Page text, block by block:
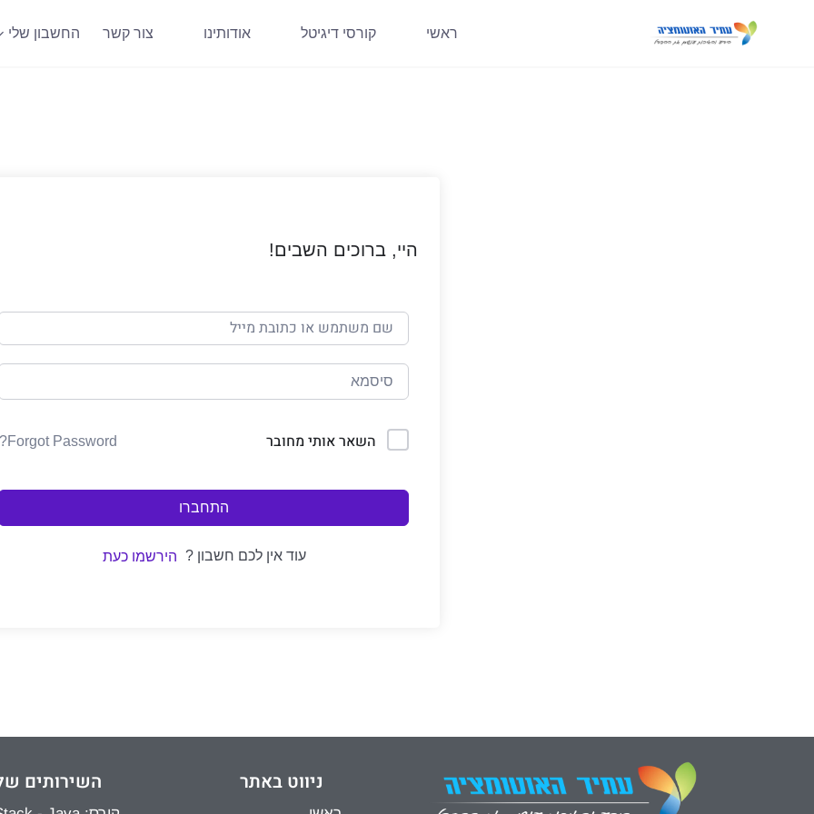
ראשי קורסי דיגיטל אודותינו צור קשר החשבון שלי
היי, ברוכים השבים!
השאר אותי מחובר Forgot Password?
התחברו
עוד אין לכם חשבון ? הירשמו כעת
ניווט באתר השירותים